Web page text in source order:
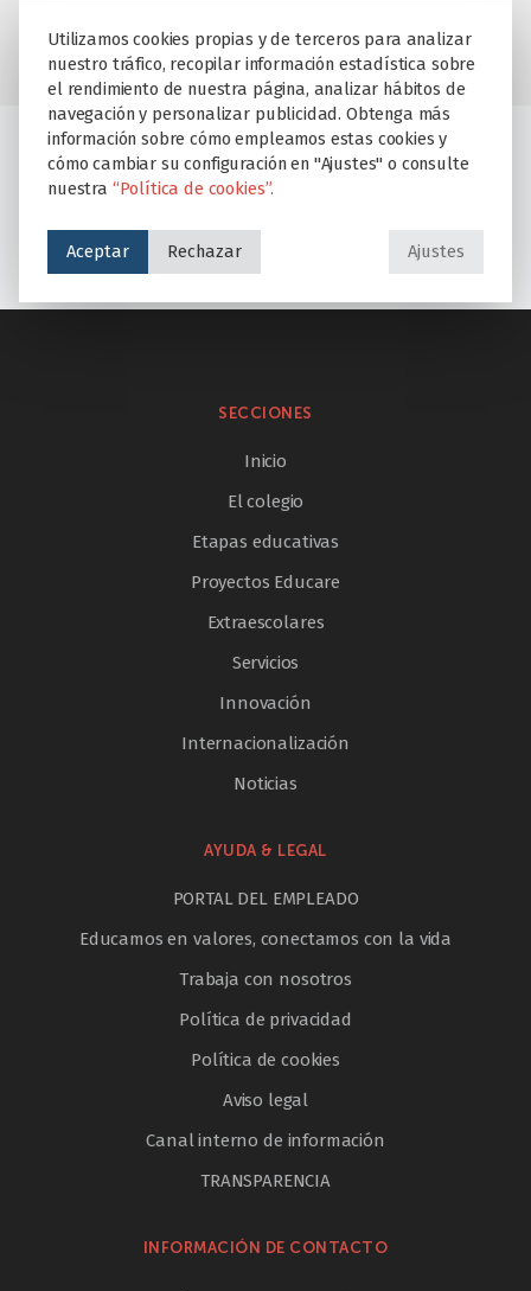
Escuela de familias en Peñalvento
Una semana inolvidable
SECCIONES
Inicio
El colegio
Etapas educativas
Proyectos Educare
Extraescolares
Servicios
Innovación
Internacionalización
Noticias
AYUDA & LEGAL
PORTAL DEL EMPLEADO
Educamos en valores, conectamos con la vida
Trabaja con nosotros
Política de privacidad
Política de cookies
Aviso legal
Canal interno de información
TRANSPARENCIA
INFORMACIÓN DE CONTACTO
Utilizamos cookies propias y de terceros para analizar
nuestro tráfico, recopilar información estadística sobre
el rendimiento de nuestra página, analizar hábitos de
navegación y personalizar publicidad. Obtenga más
información sobre cómo empleamos estas cookies y
cómo cambiar su configuración en "Ajustes" o consulte
nuestra “Política de cookies”.
Aceptar Rechazar Ajustes